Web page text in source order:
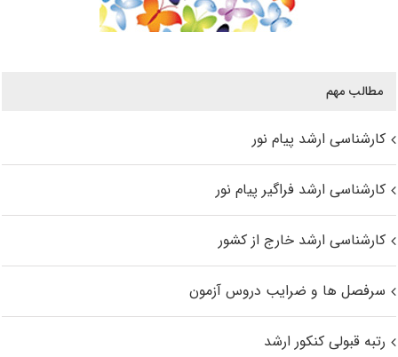
مطالب مهم
کارشناسی ارشد پیام نور
کارشناسی ارشد فراگیر پیام نور
کارشناسی ارشد خارج از کشور
سرفصل ها و ضرایب دروس آزمون
رتبه قبولی کنکور ارشد